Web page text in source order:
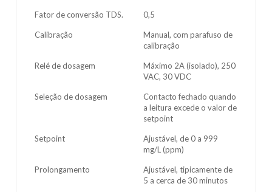
Fator de conversão TDS. 0,5
Calibração
Manual, com parafuso de
calibração
Relé de dosagem
Máximo 2A (isolado), 250
VAC, 30 VDC
Seleção de dosagem
Contacto fechado quando
a leitura excede o valor de
setpoint
Setpoint
Ajustável, de 0 a 999
mg/L (ppm)
Prolongamento
Ajustável, tipicamente de
5 a cerca de 30 minutos